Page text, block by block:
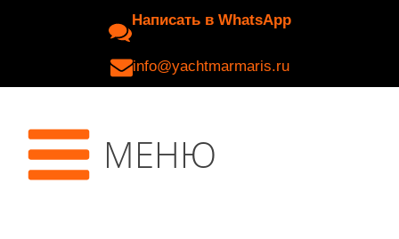
Написать в WhatsApp
info@yachtmarmaris.ru
МЕНЮ